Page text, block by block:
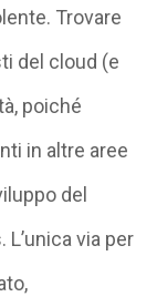
Trovare
del cloud (e
poiché
in altre aree
del
via per